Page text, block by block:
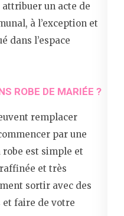
un acte de
à l’exception et
dans l’espace
ROBE DE MARIÉE ?
remplacer
par une
robe est simple et
et très
sortir avec des
faire de votre